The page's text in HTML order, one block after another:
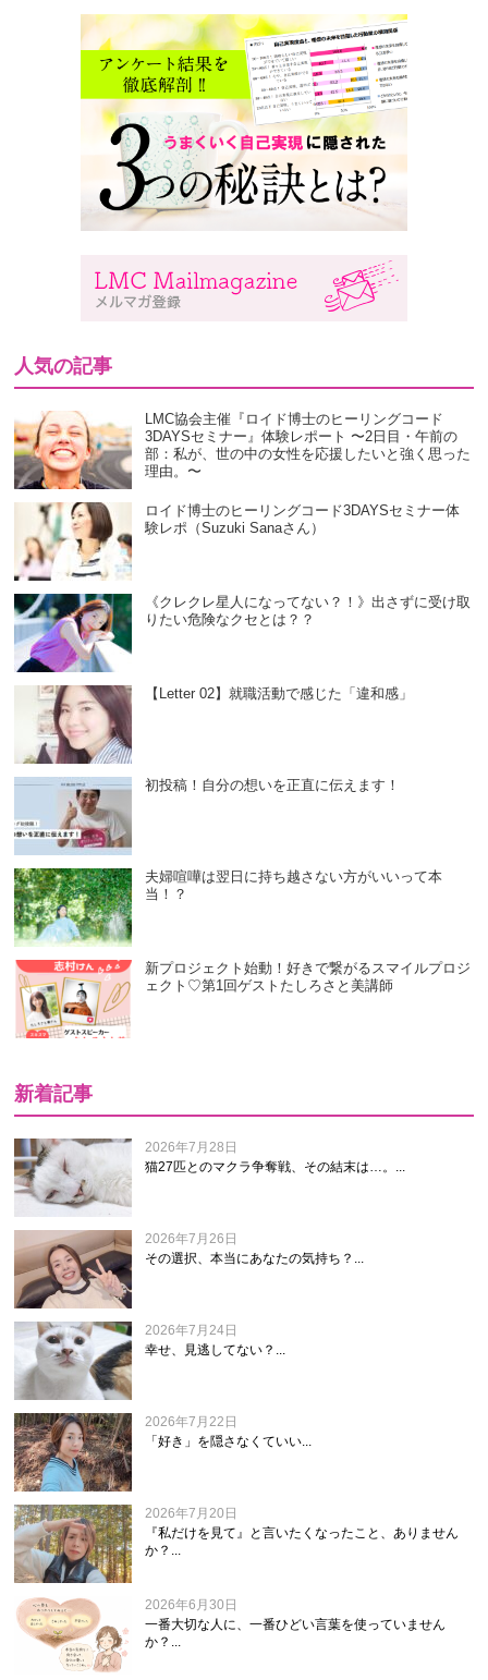
人気の記事
LMC協会主催『ロイド博士のヒーリングコード
3DAYSセミナー』体験レポート 〜2日目・午前の
部：私が、世の中の女性を応援したいと強く思った
理由。〜
ロイド博士のヒーリングコード3DAYSセミナー体
験レポ（Suzuki Sanaさん）
《クレクレ星人になってない？！》出さずに受け取
りたい危険なクセとは？？
【Letter 02】就職活動で感じた「違和感」
初投稿！自分の想いを正直に伝えます！
夫婦喧嘩は翌日に持ち越さない方がいいって本
当！？
新プロジェクト始動！好きで繋がるスマイルプロジ
ェクト♡第1回ゲストたしろさと美講師
新着記事
2026年7月28日
猫27匹とのマクラ争奪戦、その結末は…。...
2026年7月26日
その選択、本当にあなたの気持ち？...
2026年7月24日
幸せ、見逃してない？...
2026年7月22日
「好き」を隠さなくていい...
2026年7月20日
『私だけを見て』と言いたくなったこと、ありません
か？...
2026年6月30日
一番大切な人に、一番ひどい言葉を使っていません
か？...